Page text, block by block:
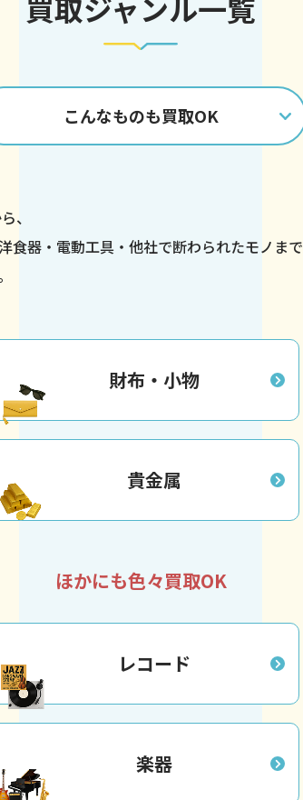
こんなものも買取OK
、
食器・ 電動工具・他社で断わられたモノまで
財布・小物
貴金属
ほかにも色々買取OK
レコード
楽器